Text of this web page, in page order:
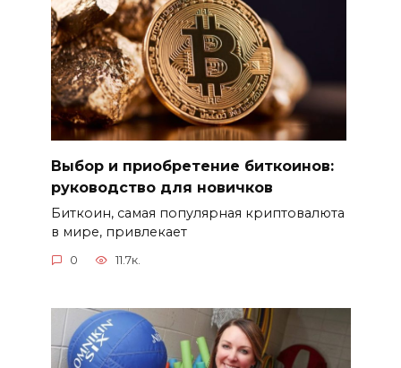
Выбор и приобретение биткоинов:
руководство для новичков
Биткоин, самая популярная криптовалюта
в мире, привлекает
0 11.7к.